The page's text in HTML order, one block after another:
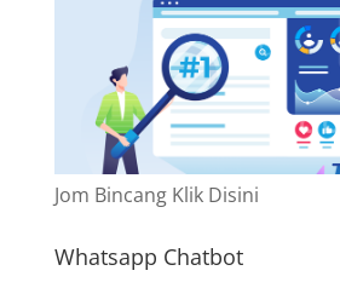
Jom Bincang Klik Disini
Whatsapp Chatbot